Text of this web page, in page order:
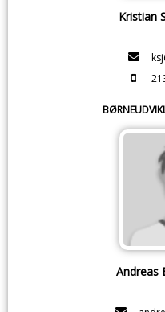
Kristian
Andreas